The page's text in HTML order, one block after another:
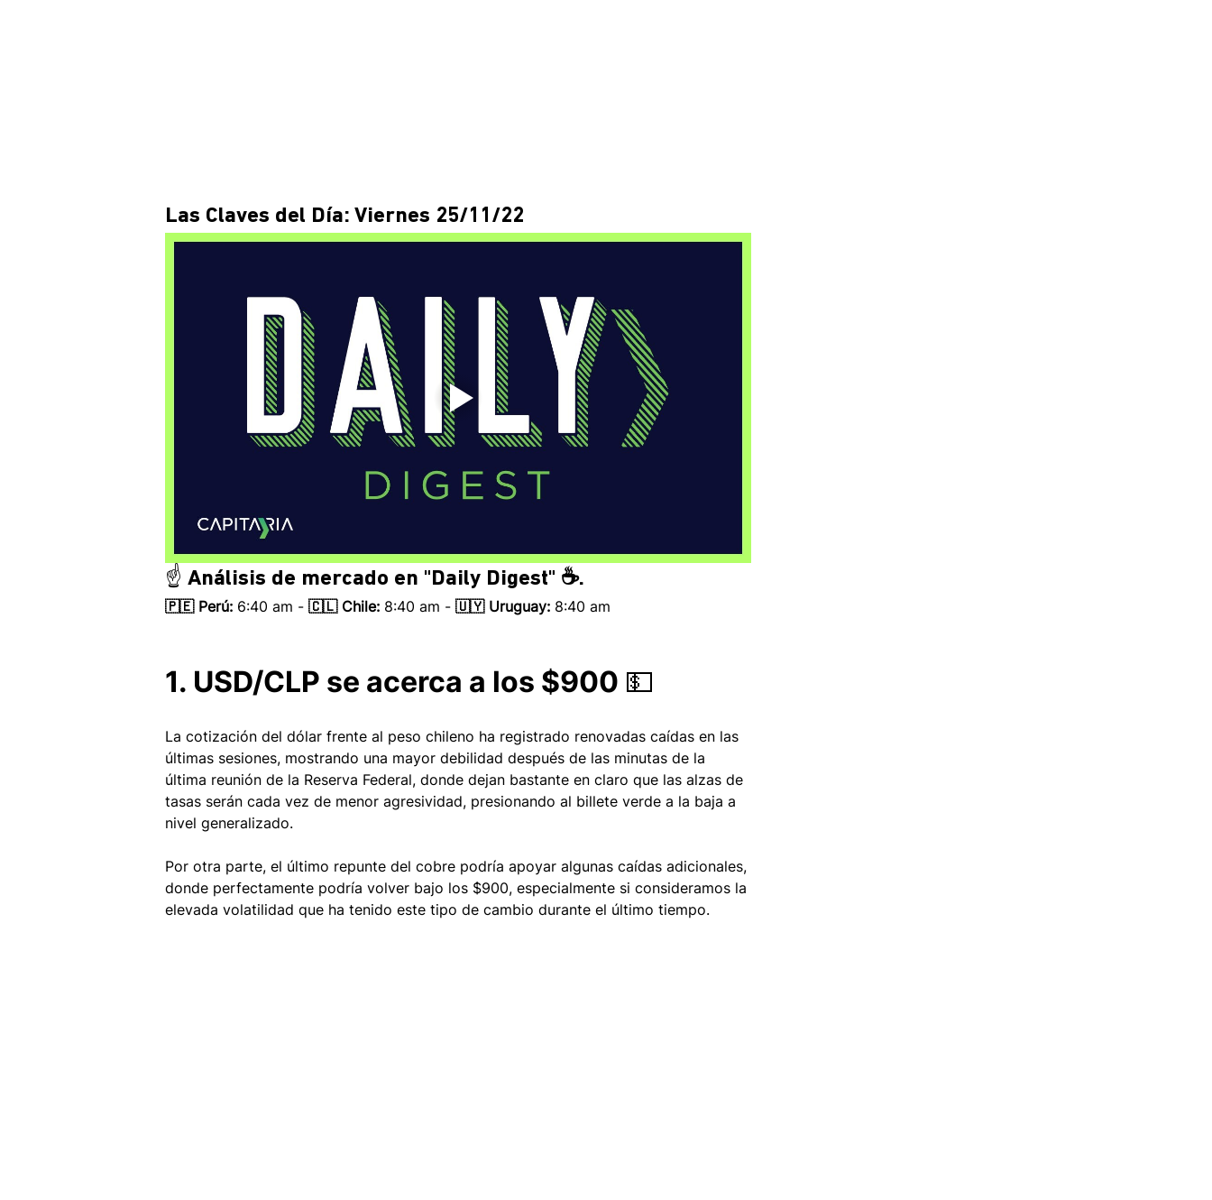
Las Claves del Día: Viernes 25/11/22
☝️ Análisis de mercado en "Daily Digest" ☕.
🇵🇪 Perú: 6:40 am - 🇨🇱 Chile: 8:40 am - 🇺🇾 Uruguay: 8:40 am
1. USD/CLP se acerca a los $900 💵
La cotización del dólar frente al peso chileno ha registrado renovadas caídas en las
últimas sesiones, mostrando una mayor debilidad después de las minutas de la
última reunión de la Reserva Federal, donde dejan bastante en claro que las alzas de
tasas serán cada vez de menor agresividad, presionando al billete verde a la baja a
nivel generalizado.
Por otra parte, el último repunte del cobre podría apoyar algunas caídas adicionales,
donde perfectamente podría volver bajo los $900, especialmente si consideramos la
elevada volatilidad que ha tenido este tipo de cambio durante el último tiempo.